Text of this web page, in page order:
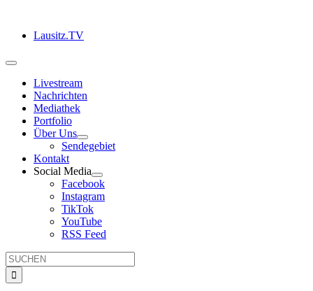
springenLausitz.TV
Toggle
NavigationLivestream
Nachrichten
Mediathek
Portfolio
Über Uns
Sendegebiet
Kontakt
Social Media
Facebook
Instagram
TikTok
YouTube
RSS Feed
Suche
nach: